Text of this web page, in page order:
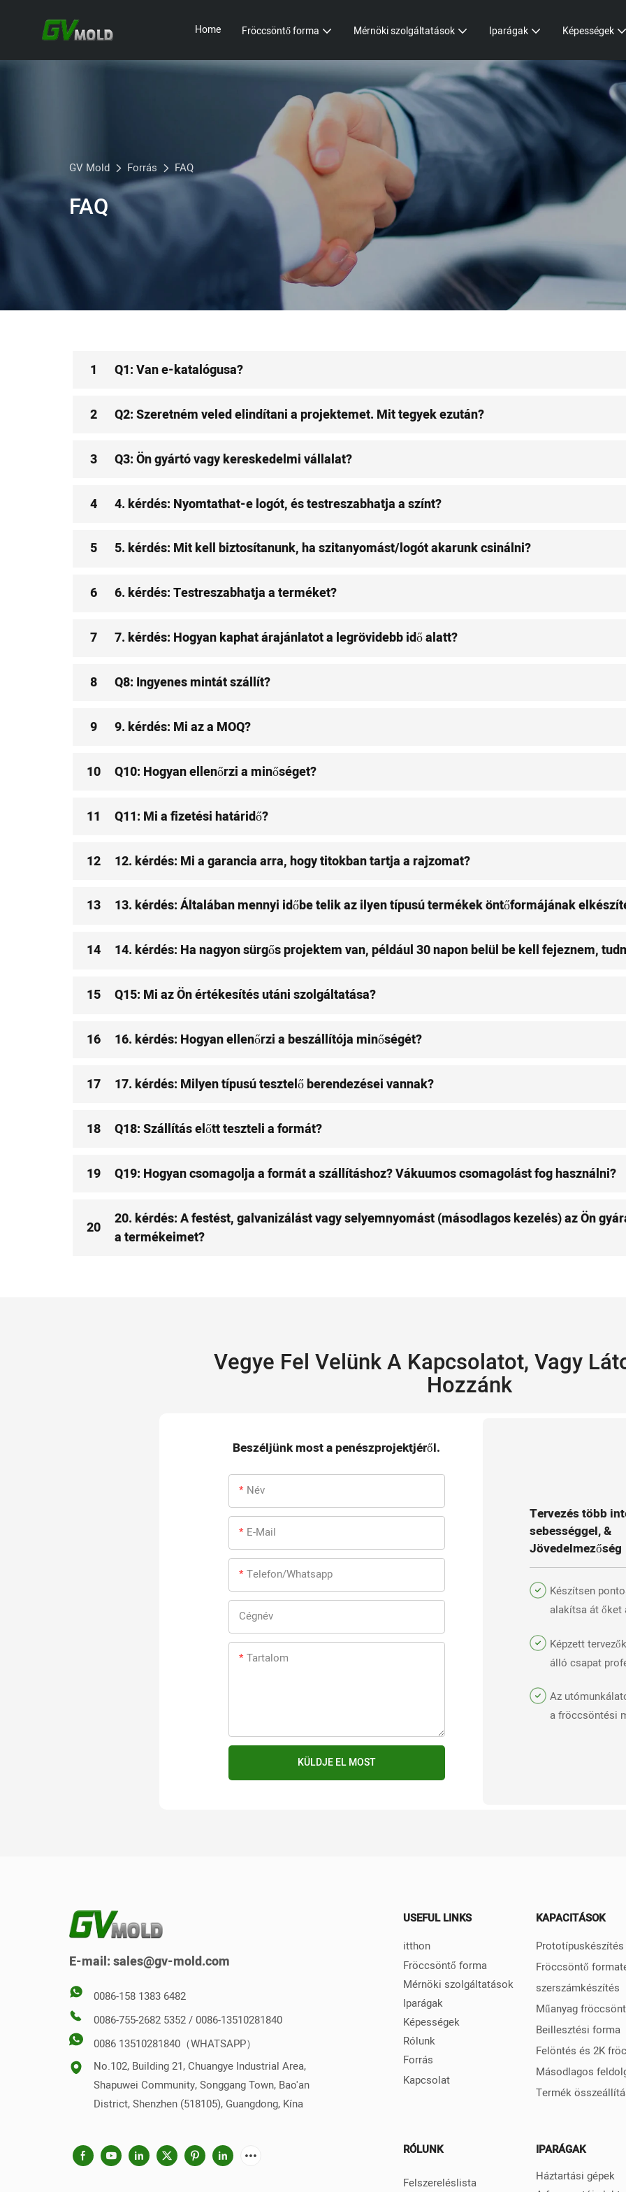
Home Fröccsöntő forma Mérnöki szolgáltatások Iparágak Képességek
GV Mold Forrás FAQ
FAQ
1 Q1: Van e-katalógusa?
2 Q2: Szeretném veled elindítani a projektemet. Mit tegyek ezután?
3 Q3: Ön gyártó vagy kereskedelmi vállalat?
4 4. kérdés: Nyomtathat-e logót, és testreszabhatja a színt?
5 5. kérdés: Mit kell biztosítanunk, ha szitanyomást/logót akarunk csinálni?
6 6. kérdés: Testreszabhatja a terméket?
7 7. kérdés: Hogyan kaphat árajánlatot a legrövidebb idő alatt?
8 Q8: Ingyenes mintát szállít?
9 9. kérdés: Mi az a MOQ?
10 Q10: Hogyan ellenőrzi a minőséget?
11 Q11: Mi a fizetési határidő?
12 12. kérdés: Mi a garancia arra, hogy titokban tartja a rajzomat?
13 13. kérdés: Általában mennyi időbe telik az ilyen típusú termékek öntőformájának
14 14. kérdés: Ha nagyon sürgős projektem van, például 30 napon belül be kell fejeznem,
15 Q15: Mi az Ön értékesítés utáni szolgáltatása?
16 16. kérdés: Hogyan ellenőrzi a beszállítója minőségét?
17 17. kérdés: Milyen típusú tesztelő berendezései vannak?
18 Q18: Szállítás előtt teszteli a formát?
19 Q19: Hogyan csomagolja a formát a szállításhoz? Vákuumos csomagolást fog használni?
20
20. kérdés: A festést, galvanizálást vagy selyemnyomást (másodlagos kezelés) az Ön
a termékeimet?
Vegye Fel Velünk A Kapcsolatot, Vagy
Hozzánk
Beszéljünk most a penészprojektjéről.
Név
E-Mail
Telefon/whatsapp
Cégnév
Tartalom
KÜLDJE EL MOST
Tervezés több
sebességgel, &
Jövedelmezőség
Készítsen
alakítsa át őket
Képzett
álló csapat
Az
a fröccsöntési
E-mail:sales@gv-mold.com
0086-158 1383 6482
0086-755-2682 5352 / 0086-13510281840
0086 13510281840（WHATSAPP）
No.102, Building 21, Chuangye Industrial Area,
Shapuwei Community, Songgang Town, Bao'an
District, Shenzhen (518105), Guangdong, Kína
USEFUL LINKS
itthon
Fröccsöntő forma
Mérnöki szolgáltatások
Iparágak
Képességek
Rólunk
Forrás
Kapcsolat
KAPACITÁSOK
Fröccsöntő
szerszámkészítés
Műanyag
Beillesztési forma
Felöntés és 2K
Másodlagos
Termék
RÓLUNK
Felszereléslista
IPARÁGAK
Háztartási gépek